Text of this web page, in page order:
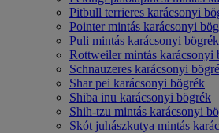
Pitbull terrieres karácsonyi
Pointer mintás karácsonyi
Puli mintás karácsonyi bögrék
Rottweiler mintás karácsonyi
Schnauzeres karácsonyi
Shar pei karácsonyi bögrék
Shiba inu karácsonyi bögrék
Shih-tzu mintás karácsonyi
Skót juhászkutya mintás